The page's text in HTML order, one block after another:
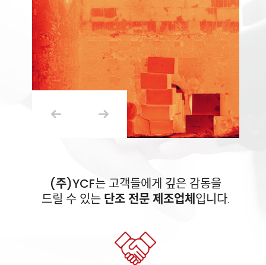
(주)YCF는 고객들에게 깊은 감동을
드릴 수 있는 단조 전문 제조업체입니다.